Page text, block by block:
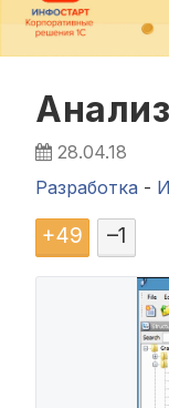
28.04.18
Разработка -
+49 –1